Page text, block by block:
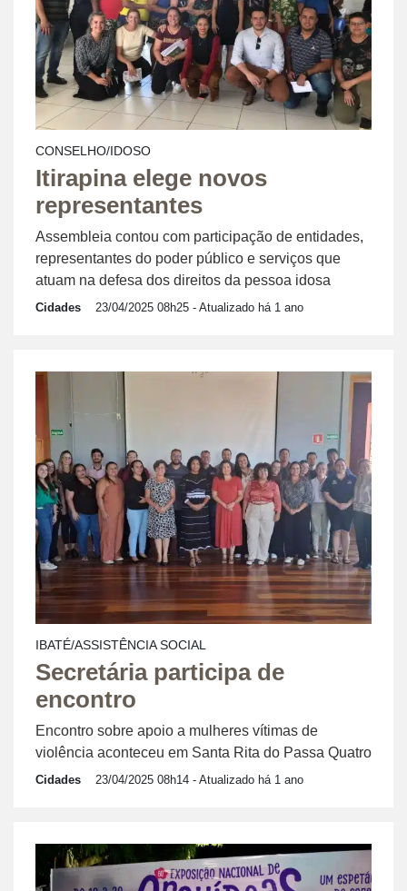
CONSELHO/IDOSO
Itirapina elege novos
representantes
Assembleia contou com participação de entidades,
representantes do poder público e serviços que
atuam na defesa dos direitos da pessoa idosa
Cidades 23/04/2025 08h25 - Atualizado há 1 ano
IBATÉ/ASSISTÊNCIA SOCIAL
Secretária participa de
encontro
Encontro sobre apoio a mulheres vítimas de
violência aconteceu em Santa Rita do Passa Quatro
Cidades 23/04/2025 08h14 - Atualizado há 1 ano